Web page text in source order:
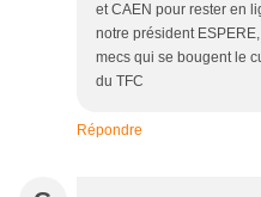
et CAEN pour rester en
notre président
mecs qui se bougent le
du TFC
Répondre